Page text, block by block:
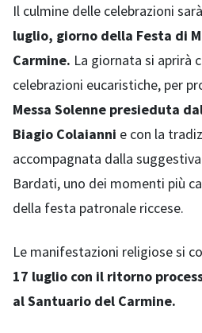
Il culmine delle celebrazioni
luglio, giorno della Festa di
Carmine. La giornata si aprirà
celebrazioni eucaristiche, per
Messa Solenne presieduta
Biagio Colaianni e con la
accompagnata dalla
Bardati, uno dei momenti più
della festa patronale riccese.
Le manifestazioni religiose si
17 luglio con il ritorno
al Santuario del Carmine.